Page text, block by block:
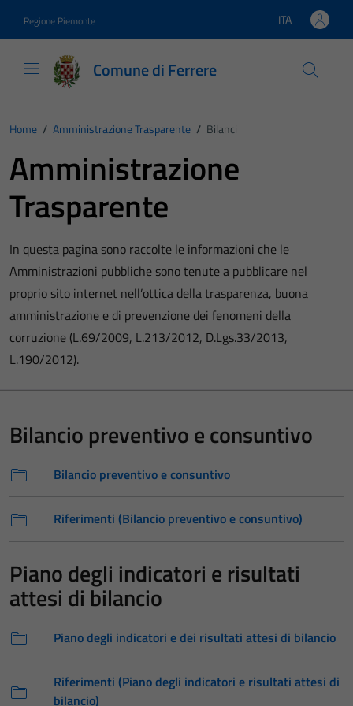
Regione Piemonte Lingua attiva:
ITA
Comune di Ferrere
Home / Amministrazione Trasparente / Bilanci
Amministrazione
Trasparente
In questa pagina sono raccolte le informazioni che le
Amministrazioni pubbliche sono tenute a pubblicare nel
proprio sito internet nell’ottica della trasparenza, buona
amministrazione e di prevenzione dei fenomeni della
corruzione (L.69/2009, L.213/2012, D.Lgs.33/2013,
L.190/2012).
Bilancio preventivo e consuntivo
Bilancio preventivo e consuntivo
Riferimenti (Bilancio preventivo e consuntivo)
Piano degli indicatori e risultati
attesi di bilancio
Piano degli indicatori e dei risultati attesi di bilancio
Riferimenti (Piano degli indicatori e risultati attesi di
bilancio)